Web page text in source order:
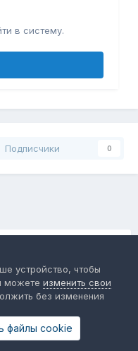
в систему.
Подписчики 0
не
Cookie-файлы
устройство, чтобы
можете изменить свои
без изменения
файлы сookie